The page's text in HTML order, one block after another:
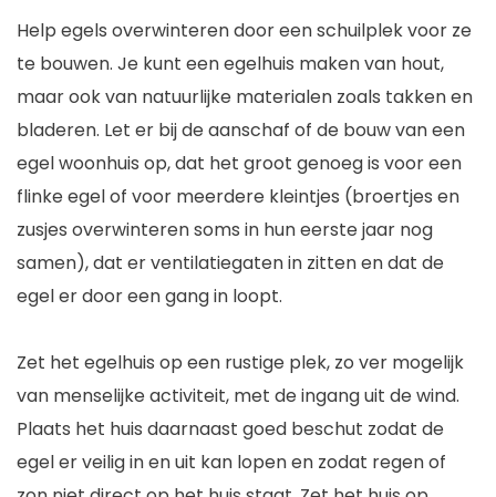
Help egels overwinteren door een schuilplek voor ze
te bouwen. Je kunt een egelhuis maken van hout,
maar ook van natuurlijke materialen zoals takken en
bladeren. Let er bij de aanschaf of de bouw van een
egel woonhuis op, dat het groot genoeg is voor een
flinke egel of voor meerdere kleintjes (broertjes en
zusjes overwinteren soms in hun eerste jaar nog
samen), dat er ventilatiegaten in zitten en dat de
egel er door een gang in loopt.
Zet het egelhuis op een rustige plek, zo ver mogelijk
van menselijke activiteit, met de ingang uit de wind.
Plaats het huis daarnaast goed beschut zodat de
egel er veilig in en uit kan lopen en zodat regen of